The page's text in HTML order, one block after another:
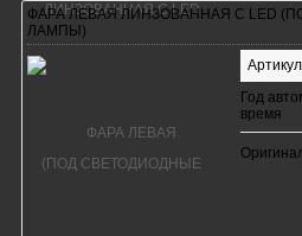
ФАРА ЛЕВАЯ ЛИНЗОВАННАЯ С LED
ЛАМПЫ)
Год
время